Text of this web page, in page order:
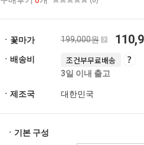
ㆍ꽃마가 199,000원
ㆍ배송비 조건부무료배송
3일 이내 출고
ㆍ제조국 대한민국
ㆍ기본 구성